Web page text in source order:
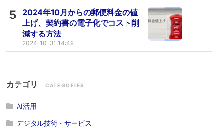
5
2024年10月からの郵便料金の値
上げ、契約書の電子化でコスト削
減する方法
2024-10-31 14:49
カテゴリ CATEGORIES
AI活用
デジタル技術・サービス